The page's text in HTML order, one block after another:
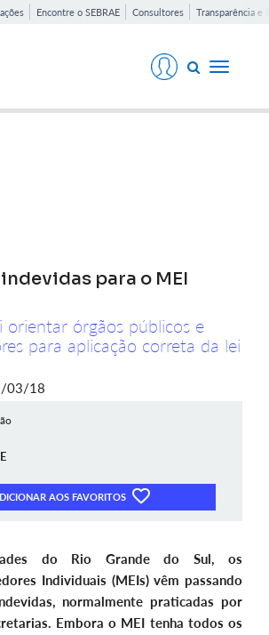
Encontre o SEBRAE Consultores Transparência e
Toggle
para o MEI
orientar órgãos públicos e
para aplicação correta da lei
03/18
AOS FAVORITOS
do Rio Grande do Sul, os
Individuais (MEIs) vêm passando
normalmente praticadas por
Embora o MEI tenha todos os